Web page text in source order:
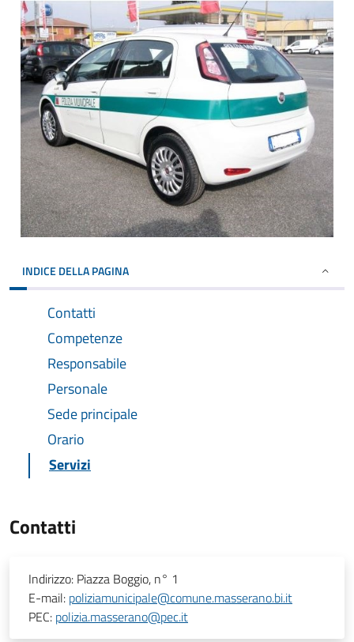
INDICE DELLA PAGINA
Contatti
Competenze
Responsabile
Personale
Sede principale
Orario
Servizi
Contatti
Indirizzo: Piazza Boggio, n° 1
E-mail: poliziamunicipale@comune.masserano.bi.it
PEC: polizia.masserano@pec.it